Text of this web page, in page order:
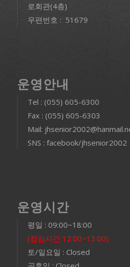
로회관(4층)
우편번호 : 51679
운영안내
Tel : (055) 605-6300
Fax : (055) 605-6303
Mail:
SNS : facebook/jhsenior2002
운영시간
평일 : 09:00~18:00
(점심시간 12:00~13:00)
토/일요일 : Closed